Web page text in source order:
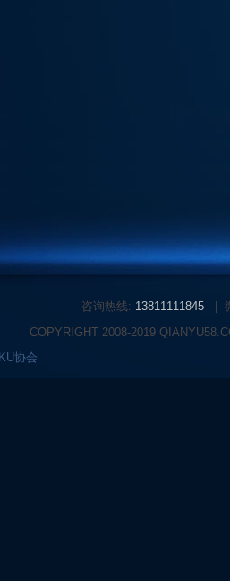
咨询热线: 13811111845
COPYRIGHT 2008-2019
协会